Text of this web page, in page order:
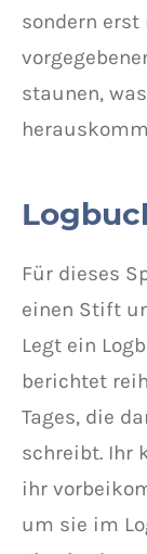
sondern erst
staunen,
Für dieses
einen Stift
Legt ein
berichtet
Tages, die
schreibt. Ihr
ihr
um sie im